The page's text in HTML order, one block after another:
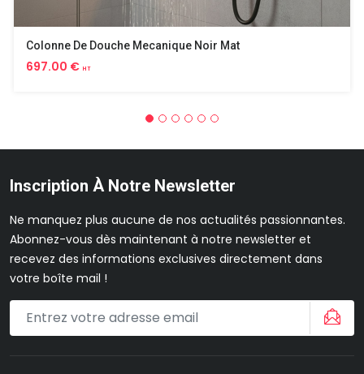
Colonne De Douche Mecanique Noir Mat
697.00 € HT
Inscription À Notre Newsletter
Ne manquez plus aucune de nos actualités passionnantes.
Abonnez-vous dès maintenant à notre newsletter et
recevez des informations exclusives directement dans
votre boîte mail !